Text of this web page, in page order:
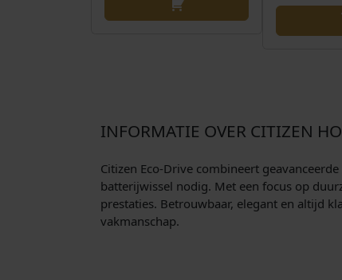
INFORMATIE OVER CITIZEN
Citizen Eco-Drive combineert
batterijwissel nodig. Met een focus op
prestaties. Betrouwbaar, elegant en altijd
vakmanschap.